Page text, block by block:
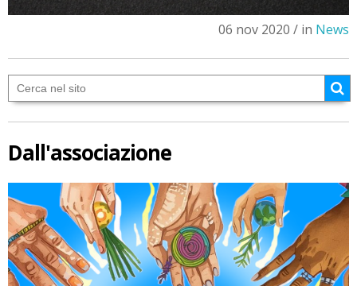
06 nov 2020 / in News
Dall'associazione